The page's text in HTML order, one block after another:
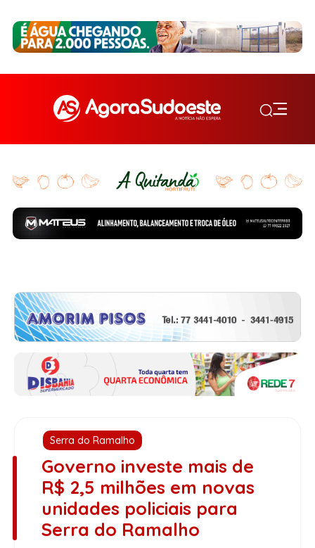
Serra do Ramalho
Governo investe mais de
R$ 2,5 milhões em novas
unidades policiais para
Serra do Ramalho